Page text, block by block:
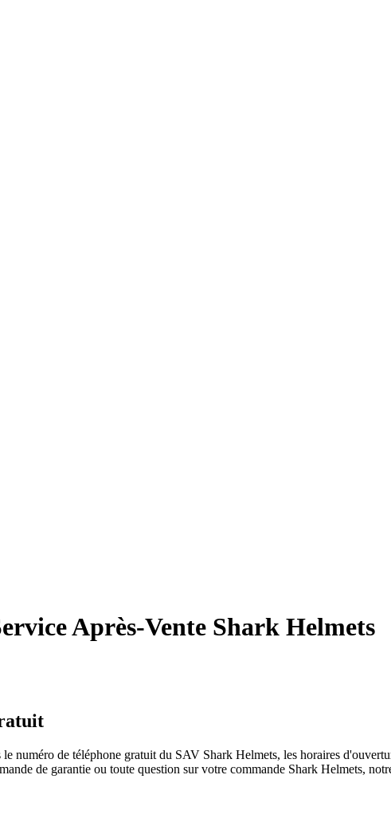
Après-Vente Shark Helmets
numéro de téléphone gratuit du SAV Shark Helmets, les horaires
de garantie ou toute question sur votre commande Shark Helmets,